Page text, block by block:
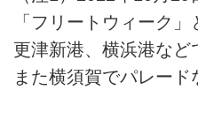
「フリートウィーク
更津新港、横浜港など
また横須賀でパレード